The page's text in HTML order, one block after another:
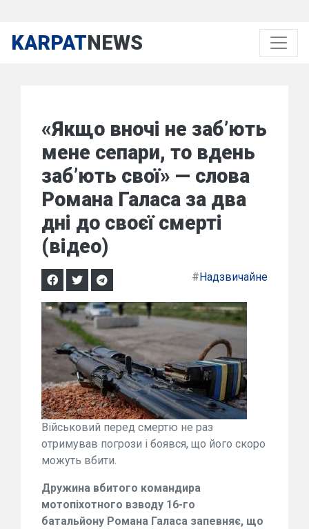
KARPATNEWS
«Якщо вночі не заб’ють
мене сепари, то вдень
заб’ють свої» — слова
Романа Галаса за два
дні до своєї смерті
(відео)
#Надзвичайне
Військовий перед смертю не раз
отримував погрози і боявся, що його скоро
можуть вбити.
Дружина вбитого командира
мотопіхотного взводу 16-го
батальйону Романа Галаса запевняє, що